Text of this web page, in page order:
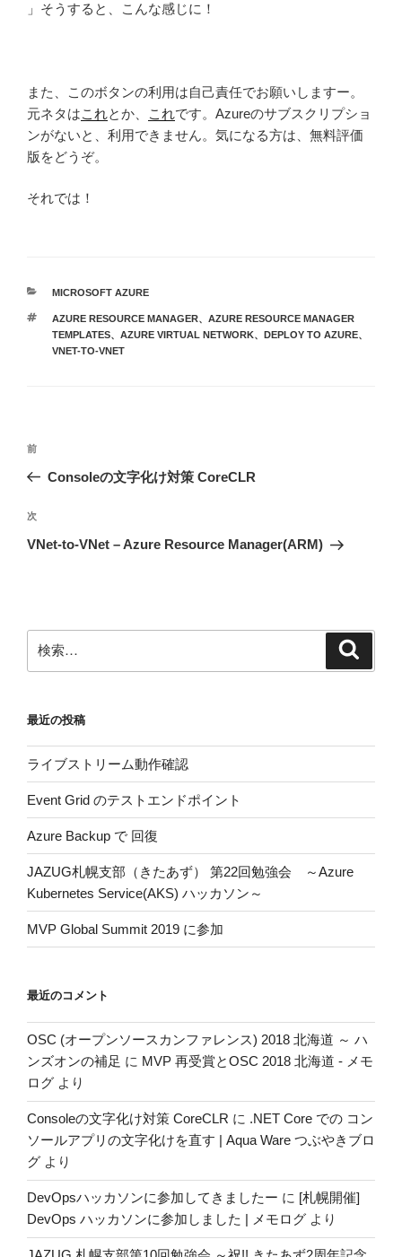
」そうすると、こんな感じに！
また、このボタンの利用は自己責任でお願いしますー。
元ネタはこれとか、 これです。Azureのサブスクリプショ
ンがないと、利用できません。気になる方は、無料評価
版をどうぞ。
それでは！
カ
ゴ
リ
ー
MICROSOFT AZURE
タ
グ
AZURE RESOURCE MANAGER、 AZURE RESOURCE MANAGER
TEMPLATES、 AZURE VIRTUAL NETWORK、 DEPLOY TO AZURE、
VNET-TO-VNET
投
ビ
ゲ
ン
前
の
稿
前
Consoleの文字化け対策 CoreCLR
次
の
次
VNet-to-VNet – Azure Resource Manager(ARM)
索:
最近の投稿
ライブストリーム動作確認
Event Grid のテストエンドポイント
Azure Backup で 回復
JAZUG札幌支部（きたあず） 第22回勉強会 ～Azure
Kubernetes Service(AKS) ハッカソン～
MVP Global Summit 2019 に参加
最近のコメント
OSC (オープンソースカンファレンス) 2018 北海道 ～ ハ
ンズオンの補足 に MVP 再受賞とOSC 2018 北海道 - メモ
ログ より
Consoleの文字化け対策 CoreCLR に .NET Core での コン
ソールアプリの文字化けを直す | Aqua Ware つぶやきブロ
グ より
DevOpsハッカソンに参加してきましたー に [札幌開催]
DevOps ハッカソンに参加しました | メモログ より